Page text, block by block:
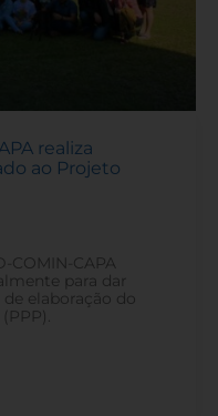
realiza
ao Projeto
COMIN-CAPA
para dar
elaboração do